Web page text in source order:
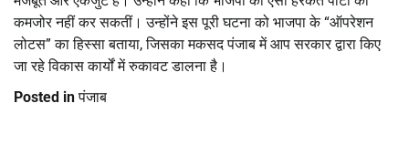
कमजोर नहीं कर सकतीं। उन्होंने इस पूरी घटना को भाजपा के “ऑपरेशन
लोटस” का हिस्सा बताया, जिसका मकसद पंजाब में आप सरकार द्वारा किए
जा रहे विकास कार्यों में रुकावट डालना है।
Posted inपंजाब